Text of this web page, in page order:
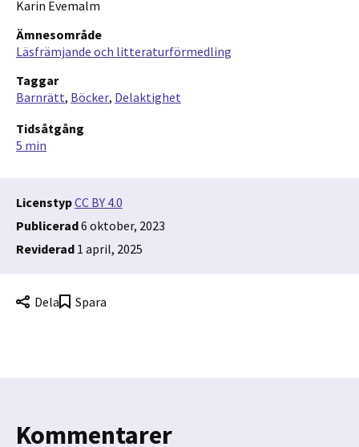
Karin Evemalm
Ämnesområde
Läsfrämjande och litteraturförmedling
Taggar
Barnrätt Böcker Delaktighet
Tidsåtgång
5 min
LicenstypCC BY 4.0
Publicerad6 oktober, 2023
Reviderad 1 april, 2025
Dela Spara
Kommentarer